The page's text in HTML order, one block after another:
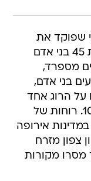
שפוקד את
אירופה ממשיך לטפס, כאשר לפחות 45 בני אדם
מספרד,
בני אדם,
על הרוג אחד
וכן בפורטוגל מצא את מותו ילד בן 10. רוחות של
במדינות אירופה
צפון מזרח
מסרו מקורות